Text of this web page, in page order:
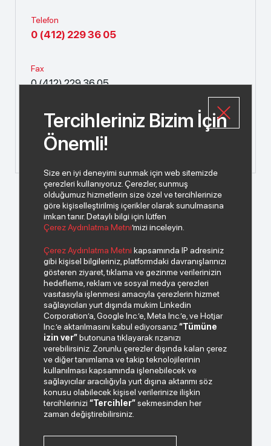
Telefon
0 (412) 229 36 05
Fax
0 (412) 229 36 05
E-Mail
info@index.com.tr
Tercihleriniz Bizim İçin
Önemli!
Size en iyi deneyimi sunmak için web sitemizde
çerezleri kullanıyoruz. Çerezler, sunmuş
olduğumuz hizmetlerin size özel ve tercihlerinize
göre kişiselleştirilmiş içerikler olarak sunulmasına
imkan tanır. Detaylı bilgi için lütfen
Çerez Aydınlatma Metni’mizi inceleyin.
Çerez Aydınlatma Metni kapsamında IP adresiniz
gibi kişisel bilgileriniz, platformdaki davranışlarınızı
gösteren ziyaret, tıklama ve gezinme verilerinizin
hedefleme, reklam ve sosyal medya çerezleri
vasıtasıyla işlenmesi amacıyla çerezlerin hizmet
sağlayıcıları yurt dışında mukim Linkedin
Corporation’a, Google Inc.’e, Meta Inc.’e, ve Hotjar
Inc.’e aktarılmasını kabul ediyorsanız“Tümüne
izin ver”butonuna tıklayarak rızanızı
verebilirsiniz. Zorunlu çerezler dışında kalan çerez
ve diğer tanımlama ve takip teknolojilerinin
kullanılması kapsamında işlenebilecek ve
sağlayıcılar aracılığıyla yurt dışına aktarımı söz
konusu olabilecek kişisel verilerinize ilişkin
tercihlerinizi“Tercihler”sekmesinden her
zaman değiştirebilirsiniz.